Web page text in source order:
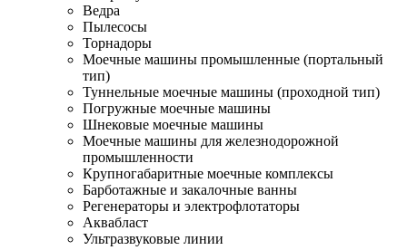
Ведра
Пылесосы
Торнадоры
Моечные машины промышленные (портальный
тип)
Туннельные моечные машины (проходной тип)
Погружные моечные машины
Шнековые моечные машины
Моечные машины для железнодорожной
промышленности
Крупногабаритные моечные комплексы
Барботажные и закалочные ванны
Регенераторы и электрофлотаторы
Аквабласт
Ультразвуковые линии